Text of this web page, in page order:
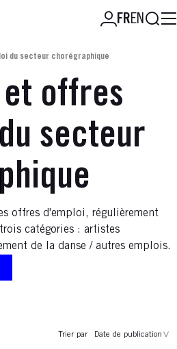
FREN
du secteur chorégraphique
offres
secteur
offres d'emploi, régulièrement
catégories : artistes
de la danse / autres emplois.
Trier par Date de publication